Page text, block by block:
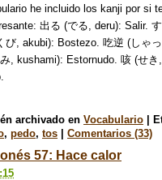
he incluido los kanji por si
出る (でる, deru): Salir.
び, akubi): Bostezo. 吃逆 (しゃ
, kushami): Estornudo. 咳 (せ
archivado en Vocabulario |
, pedo, tos | Comentarios (33)
57: Hace calor